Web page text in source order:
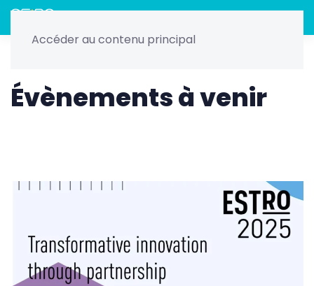
Accéder au contenu principal
Évènements à venir